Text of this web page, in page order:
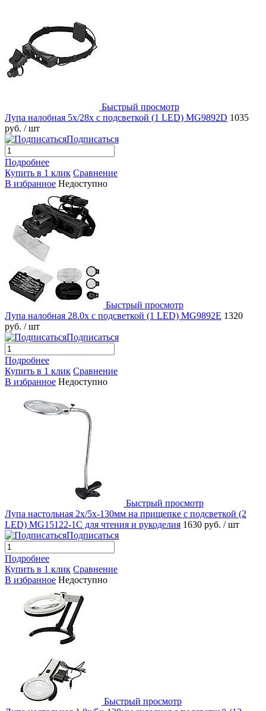
Быстрый просмотр
Лупа налобная 5x/28x с подсветкой (1 LED) MG9892D 1035
руб. / шт
Подписаться
Подробнее
Купить в 1 клик Сравнение
В избранное Недоступно
Быстрый просмотр
Лупа налобная 28.0x с подсветкой (1 LED) MG9892E 1320
руб. / шт
Подписаться
Подробнее
Купить в 1 клик Сравнение
В избранное Недоступно
Быстрый просмотр
Лупа настольная 2x/5x-130мм на прищепке с подсветкой (2
LED) MG15122-1C для чтения и рукоделия 1630 руб. / шт
Подписаться
Подробнее
Купить в 1 клик Сравнение
В избранное Недоступно
Быстрый просмотр